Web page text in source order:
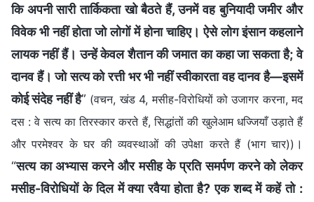
कि अपनी सारी तार्किकता खो बैठते हैं, उनमें वह बुनियादी जमीर और
विवेक भी नहीं होता जो लोगों में होना चाहिए। ऐसे लोग इंसान कहलाने
लायक नहीं हैं। उन्हें केवल शैतान की जमात का कहा जा सकता है; वे
दानव हैं। जो सत्य को रत्ती भर भी नहीं स्वीकारता वह दानव है—इसमें
कोई संदेह नहीं है” (वचन, खंड 4, मसीह-विरोधियों को उजागर करना, मद
दस : वे सत्य का तिरस्कार करते हैं, सिद्धांतों की खुलेआम धज्जियाँ उड़ाते हैं
और परमेश्वर के घर की व्यवस्थाओं की उपेक्षा करते हैं (भाग चार)) ।
“सत्य का अभ्यास करने और मसीह के प्रति समर्पण करने को लेकर
मसीह-विरोधियों के दिल में क्या रवैया होता है? एक शब्द में कहें तो :